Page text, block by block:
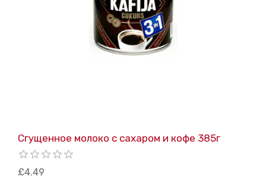
Сгущенное молоко с сахаром и кофе 385г
£4.49